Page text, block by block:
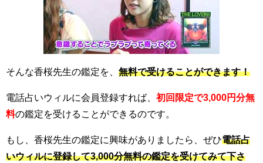
そんな香桜先生の鑑定を、 無料で受けることができます！
電話占いウィルに会員登録すれば、 初回限定で3,000円分無
料の鑑定を受けることができるのです。
もし、 香桜先生の鑑定に興味がありましたら、ぜひ電話占
いウィルに登録して3,000分無料の鑑定を受けてみて下さ